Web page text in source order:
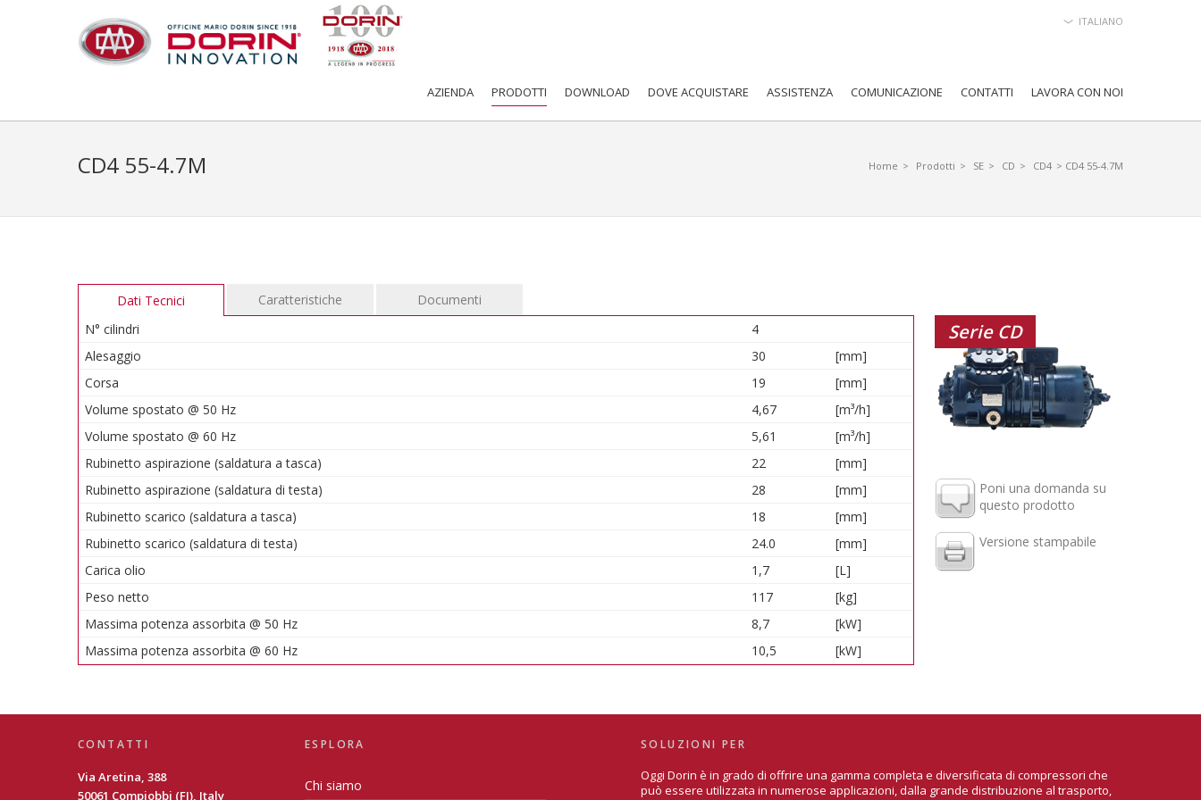
ITALIANO
AZIENDA PRODOTTI DOWNLOAD DOVE ACQUISTARE ASSISTENZA COMUNICAZIONE CONTATTI LAVORA CON NOI
CD4 55-4.7M Home > Prodotti > SE > CD > CD4 > CD4 55-4.7M
Dati Tecnici Caratteristiche
Documenti
N° cilindri
4
Alesaggio
30
[mm]
Corsa
19
[mm]
Volume spostato @ 50 Hz
4,67
[m³/h]
Volume spostato @ 60 Hz
5,61
[m³/h]
Rubinetto aspirazione (saldatura a tasca)
22
[mm]
Rubinetto aspirazione (saldatura di testa)
28
[mm]
Rubinetto scarico (saldatura a tasca)
18
[mm]
Rubinetto scarico (saldatura di testa)
24.0
[mm]
Carica olio
1,7
[L]
Peso netto
117
[kg]
Massima potenza assorbita @ 50 Hz
8,7
[kW]
Massima potenza assorbita @ 60 Hz
10,5 [kW]
Serie CD
Poni una domanda su
questo prodotto
Versione stampabile
CONTATTI
Via Aretina, 388
50061 Compiobbi (FI), Italy
ESPLORA
Chi siamo
SOLUZIONI PER
Oggi Dorin è in grado di offrire una gamma completa e diversificata di compressori che
può essere utilizzata in numerose applicazioni, dalla grande distribuzione al trasporto,